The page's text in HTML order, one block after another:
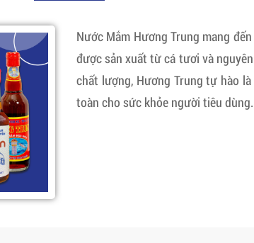
Nước Mắm Hương Trung mang
được sản xuất từ cá tươi và
chất lượng, Hương Trung tự hào
toàn cho sức khỏe người tiêu dùng.